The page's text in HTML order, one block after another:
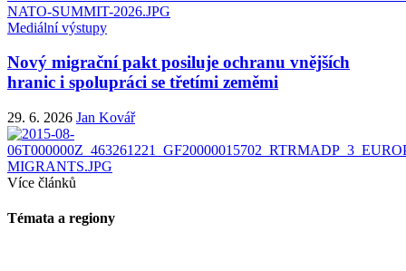
Mediální výstupy
Nový migrační pakt posiluje ochranu vnějších
hranic i spolupráci se třetími zeměmi
29. 6. 2026 Jan Kovář
Více článků
Témata a regiony